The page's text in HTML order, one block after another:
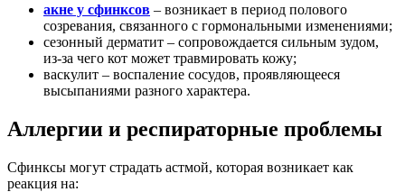
акне у сфинксов – возникает в период полового
созревания, связанного с гормональными изменениями;
сезонный дерматит – сопровождается сильным зудом,
из-за чего кот может травмировать кожу;
васкулит – воспаление сосудов, проявляющееся
высыпаниями разного характера.
Аллергии и респираторные проблемы
Сфинксы могут страдать астмой, которая возникает как
реакция на: